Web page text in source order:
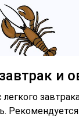
и